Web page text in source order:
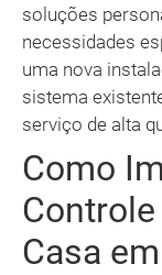
soluções
necessidades
uma nova
sistema
serviço de alta
Como
Casa